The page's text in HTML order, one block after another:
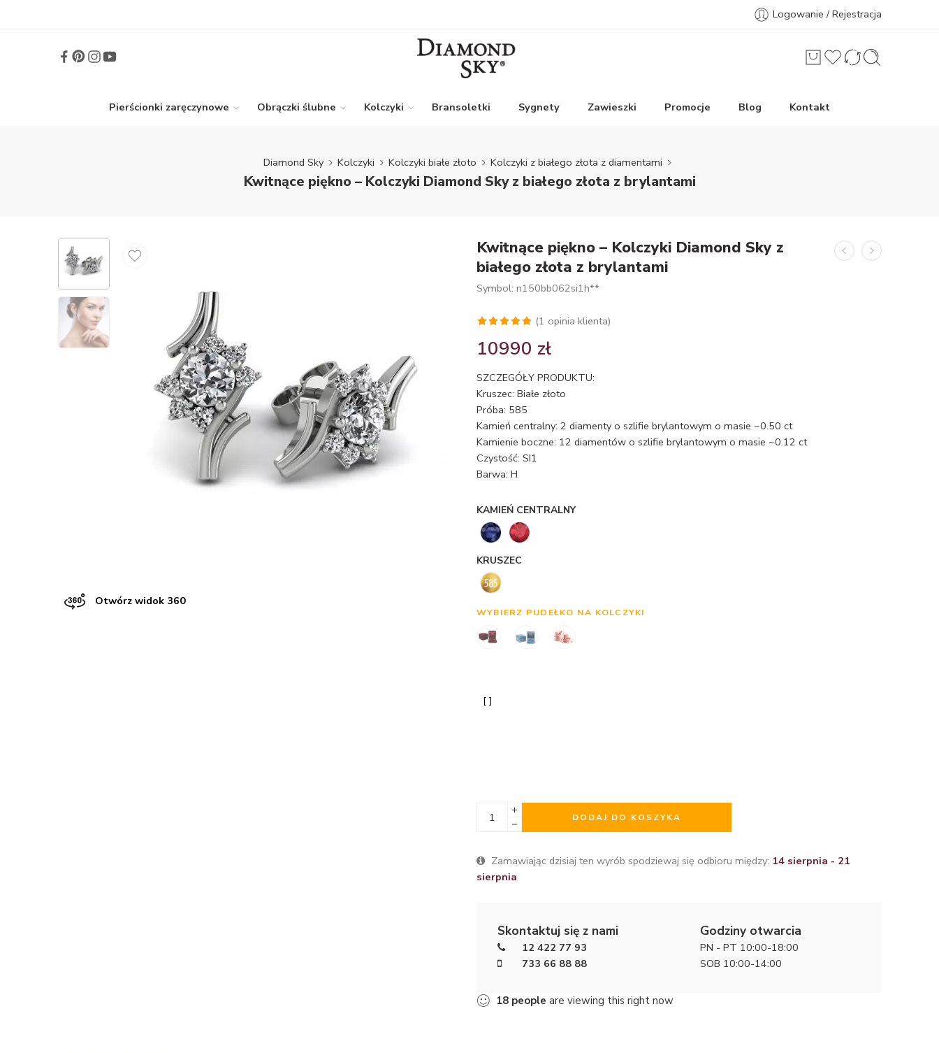
Logowanie / Rejestracja
Pierścionki zaręczynowe Obrączki ślubne Kolczyki Bransoletki Sygnety Zawieszki Promocje Blog Kontakt
Diamond Sky Kolczyki Kolczyki białe złoto Kolczyki z białego złota z diamentami
Kwitnące piękno – Kolczyki Diamond Sky z białego złota z brylantami
Otwórz widok 360
Kwitnące piękno – Kolczyki Diamond Sky z
białego złota z brylantami
Symbol: n150bb062si1h**
5.00na 5
oceny
(1 opinia klienta)
10990 zł
SZCZEGÓŁY PRODUKTU:
Kruszec: Białe złoto
Próba: 585
Kamień centralny: 2 diamenty o szlifie brylantowym o masie ~0.50 ct
Kamienie boczne: 12 diamentów o szlifie brylantowym o masie ~0.12 ct
Czystość: SI1
Barwa: H
KAMIEŃ CENTRALNY
KRUSZEC
WYBIERZ PUDEŁKO NA KOLCZYKI
DODAJ DO KOSZYKA
Zamawiając dzisiaj ten wyrób spodziewaj się odbioru między: 14 sierpnia - 21
sierpnia
Skontaktuj się z nami
12 422 77 93
733 66 88 88
Godziny otwarcia
PN - PT 10:00-18:00
SOB 10:00-14:00
18 people are viewing this right now